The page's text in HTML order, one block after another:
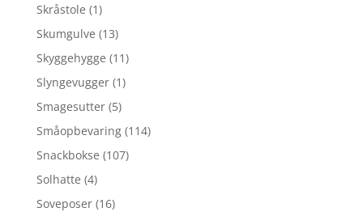
Skråstole (1)
Skumgulve (13)
Skyggehygge (11)
Slyngevugger (1)
Smagesutter (5)
Småopbevaring (114)
Snackbokse (107)
Solhatte (4)
Soveposer (16)